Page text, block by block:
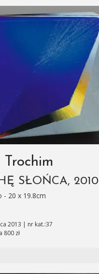
SŁOŃCA, 2010
- 20 x 19.8cm
2013 | nr kat.:37
800 zł